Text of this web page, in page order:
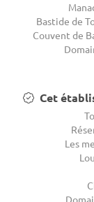
Bastide de
Couvent de
Cet
Les